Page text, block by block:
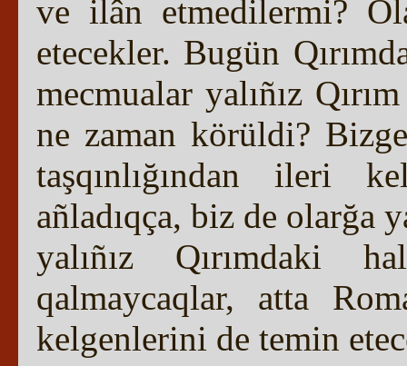
ve ilân etmedilermi?
etecekler. Bugün
mecmualar yalıñız
ne zaman körüldi?
taşqınlığından ileri
añladıqça, biz de olarğa
yalıñız Qırımdaki
qalmaycaqlar, atta
kelgenlerini de temin